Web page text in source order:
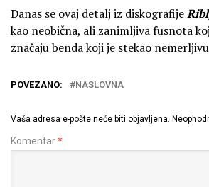
Danas se ovaj detalj iz diskografije
kao neobična, ali zanimljiva fusnota
značaju benda koji je stekao
POVEZANO: NASLOVNA
Vaša adresa e-pošte neće biti objavljena.
Komentar*